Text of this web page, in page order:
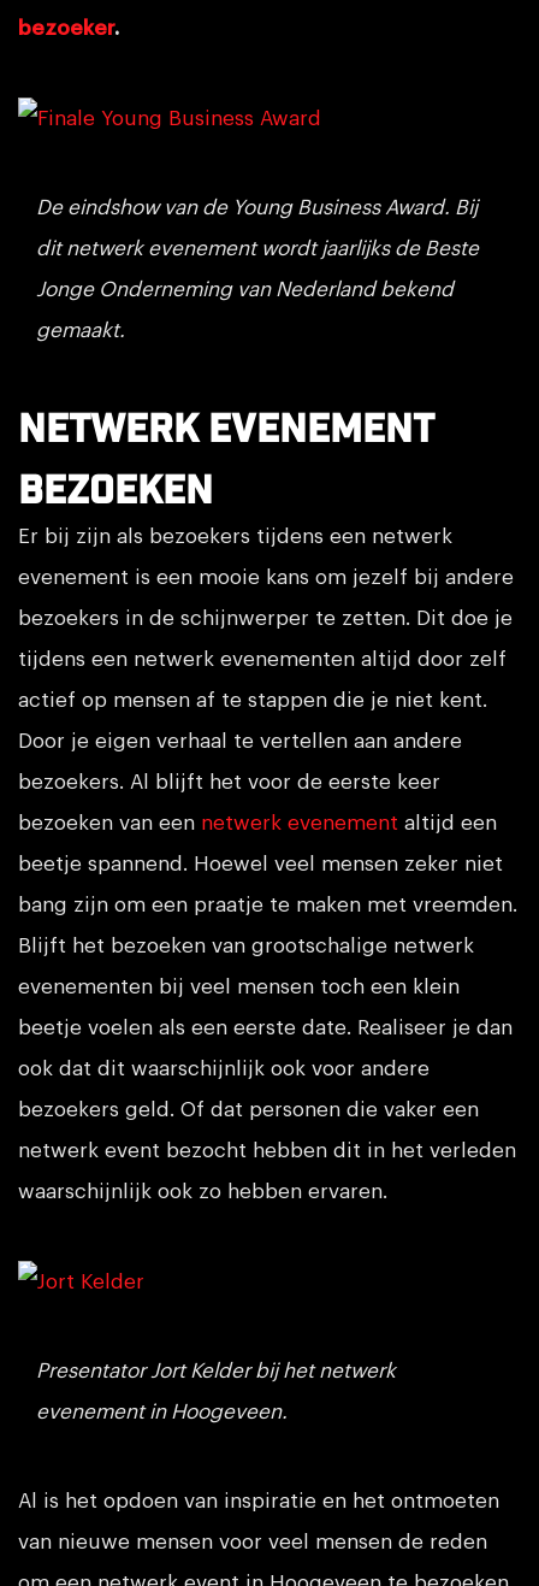
bezoeker.
De eindshow van de Young Business Award. Bij
dit netwerk evenement wordt jaarlijks de Beste
Jonge Onderneming van Nederland bekend
gemaakt.
Netwerk evenement
bezoeken
Er bij zijn als bezoekers tijdens een netwerk
evenement is een mooie kans om jezelf bij andere
bezoekers in de schijnwerper te zetten. Dit doe je
tijdens een netwerk evenementen altijd door zelf
actief op mensen af te stappen die je niet kent.
Door je eigen verhaal te vertellen aan andere
bezoekers. Al blijft het voor de eerste keer
bezoeken van een netwerk evenement altijd een
beetje spannend. Hoewel veel mensen zeker niet
bang zijn om een praatje te maken met vreemden.
Blijft het bezoeken van grootschalige netwerk
evenementen bij veel mensen toch een klein
beetje voelen als een eerste date. Realiseer je dan
ook dat dit waarschijnlijk ook voor andere
bezoekers geld. Of dat personen die vaker een
netwerk event bezocht hebben dit in het verleden
waarschijnlijk ook zo hebben ervaren.
Presentator Jort Kelder bij het netwerk
evenement in Hoogeveen.
Al is het opdoen van inspiratie en het ontmoeten
van nieuwe mensen voor veel mensen de reden